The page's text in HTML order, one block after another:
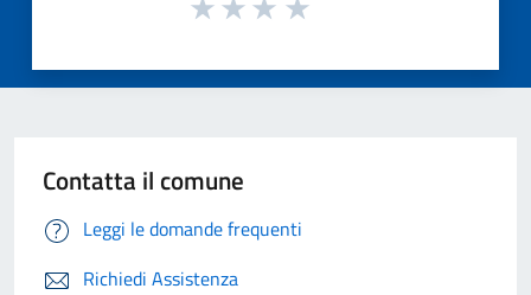
Contatta il comune
Leggi le domande frequenti
Richiedi Assistenza